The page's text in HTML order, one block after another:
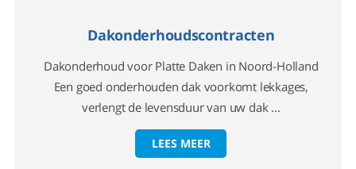
Dakonderhoudscontracten
Dakonderhoud voor Platte Daken in Noord-Holland
Een goed onderhouden dak voorkomt lekkages,
verlengt de levensduur van uw dak ...
LEES MEER